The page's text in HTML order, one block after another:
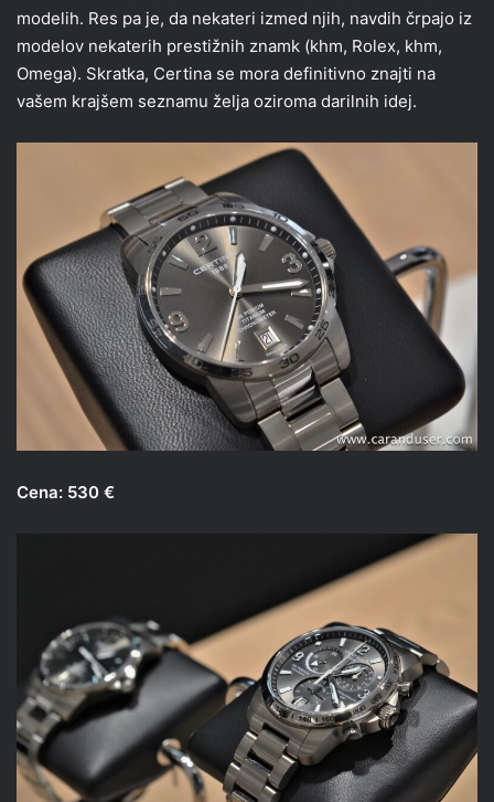
modelih. Res pa je, da nekateri izmed njih, navdih črpajo iz
modelov nekaterih prestižnih znamk (khm, Rolex, khm,
Omega). Skratka, Certina se mora definitivno znajti na
vašem krajšem seznamu želja oziroma darilnih idej.
Cena: 530 €